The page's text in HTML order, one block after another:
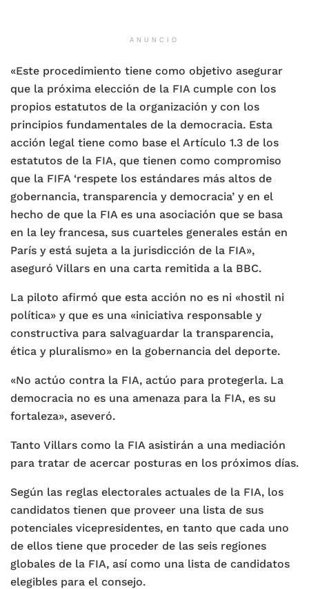
ANUNCIO
«Este procedimiento tiene como objetivo asegurar
que la próxima elección de la FIA cumple con los
propios estatutos de la organización y con los
principios fundamentales de la democracia. Esta
acción legal tiene como base el Artículo 1.3 de los
estatutos de la FIA, que tienen como compromiso
que la FIFA ‘respete los estándares más altos de
gobernancia, transparencia y democracia’ y en el
hecho de que la FIA es una asociación que se basa
en la ley francesa, sus cuarteles generales están en
París y está sujeta a la jurisdicción de la FIA»,
aseguró Villars en una carta remitida a la BBC.
La piloto afirmó que esta acción no es ni «hostil ni
política» y que es una «iniciativa responsable y
constructiva para salvaguardar la transparencia,
ética y pluralismo» en la gobernancia del deporte.
«No actúo contra la FIA, actúo para protegerla. La
democracia no es una amenaza para la FIA, es su
fortaleza», aseveró.
Tanto Villars como la FIA asistirán a una mediación
para tratar de acercar posturas en los próximos días.
Según las reglas electorales actuales de la FIA, los
candidatos tienen que proveer una lista de sus
potenciales vicepresidentes, en tanto que cada uno
de ellos tiene que proceder de las seis regiones
globales de la FIA, así como una lista de candidatos
elegibles para el consejo.